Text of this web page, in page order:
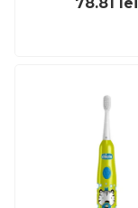
78.81 lei